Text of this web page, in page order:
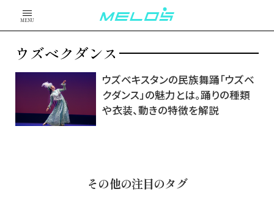
MENU
ウズベクダンス
ウズベキスタンの民族舞踊「ウズベ
クダンス」の魅力とは。踊りの種類
や衣装、動きの特徴を解説
その他の注目のタグ